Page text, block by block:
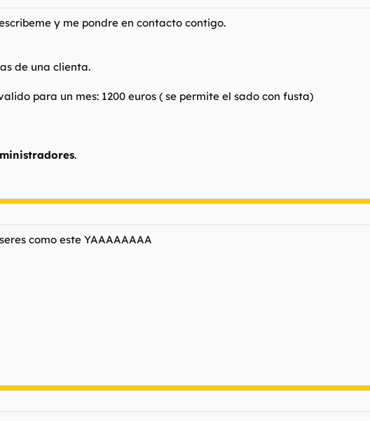
y me pondre en contacto contigo.
de una clienta.
para un mes: 1200 euros ( se permite el sado con fusta)
.
como este YAAAAAAAA